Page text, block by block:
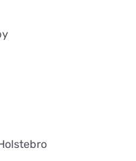
Titta på kartan